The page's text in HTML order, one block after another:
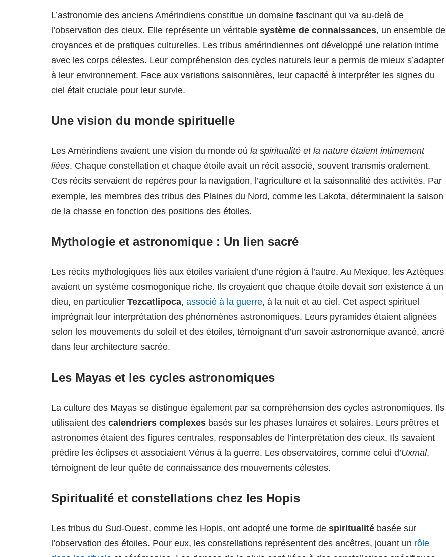
L’astronomie des anciens Amérindiens constitue un domaine fascinant qui va au-delà de
l’observation des cieux. Elle représente un véritable système de connaissances, un ensemble de
croyances et de pratiques culturelles. Les tribus amérindiennes ont développé une relation intime
avec les corps célestes. Leur compréhension des cycles naturels leur a permis de mieux s’adapter
à leur environnement. Face aux variations saisonnières, leur capacité à interpréter les signes du
ciel était cruciale pour leur survie.
Une vision du monde spirituelle
Les Amérindiens avaient une vision du monde où la spiritualité et la nature étaient intimement
liées. Chaque constellation et chaque étoile avait un récit associé, souvent transmis oralement.
Ces récits servaient de repères pour la navigation, l’agriculture et la saisonnalité des activités. Par
exemple, les membres des tribus des Plaines du Nord, comme les Lakota, déterminaient la saison
de la chasse en fonction des positions des étoiles.
Mythologie et astronomique : Un lien sacré
Les récits mythologiques liés aux étoiles variaient d’une région à l’autre. Au Mexique, les Aztèques
avaient un système cosmogonique riche. Ils croyaient que chaque étoile devait son existence à un
dieu, en particulier Tezcatlipoca, associé à la guerre, à la nuit et au ciel. Cet aspect spirituel
imprégnait leur interprétation des phénomènes astronomiques. Leurs pyramides étaient alignées
selon les mouvements du soleil et des étoiles, témoignant d’un savoir astronomique avancé, ancré
dans leur architecture sacrée.
Les Mayas et les cycles astronomiques
La culture des Mayas se distingue également par sa compréhension des cycles astronomiques. Ils
utilisaient des calendriers complexes basés sur les phases lunaires et solaires. Leurs prêtres et
astronomes étaient des figures centrales, responsables de l’interprétation des cieux. Ils savaient
prédire les éclipses et associaient Vénus à la guerre. Les observatoires, comme celui d’Uxmal,
témoignent de leur quête de connaissance des mouvements célestes.
Spiritualité et constellations chez les Hopis
Les tribus du Sud-Ouest, comme les Hopis, ont adopté une forme de spiritualité basée sur
l’observation des étoiles. Pour eux, les constellations représentent des ancêtres, jouant un rôle